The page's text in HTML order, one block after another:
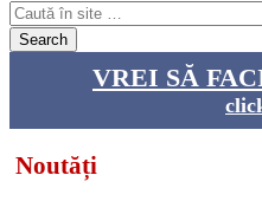
VREI SĂ
Noutăți